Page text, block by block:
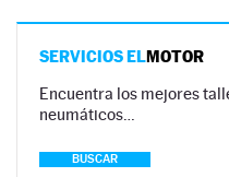
SERVICIOS ELMOTOR
Encuentra los mejores
neumáticos…
BUSCAR